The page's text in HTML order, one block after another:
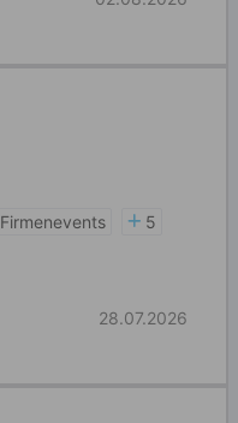
Firmenevents
5
28.07.2026